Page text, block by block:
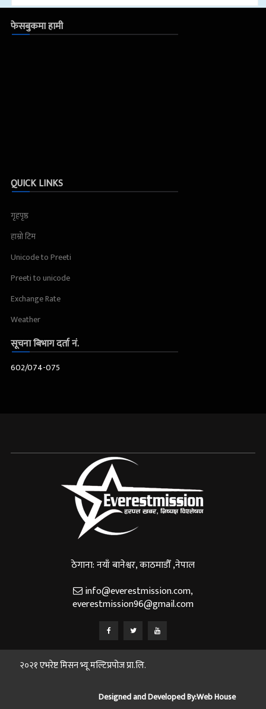
फेसबुकमा हामी
QUICK LINKS
गृहपृष्ठ
हाम्रो टिम
Unicode to Preeti
Preeti to unicode
Exchange Rate
Weather
सूचना बिभाग दर्ता नं.
602/074-075
ठेगाना: नयाँ बानेश्वर, काठमाडौँ ,नेपाल
info@everestmission.com,
everestmission96@gmail.com
२०२१ एभरेष्ट मिसन भ्यू मल्टिप्रपोज प्रा.लि.
Designed and Developed By:Web House